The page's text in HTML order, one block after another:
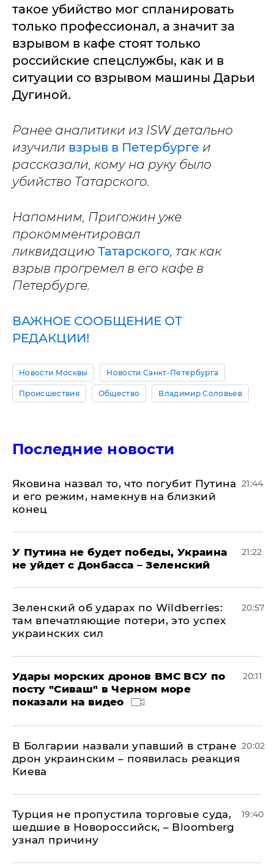
такое убийство мог спланировать
только профессионал, а значит за
взрывом в кафе стоят только
российские спецслужбы, как и в
ситуации со взрывом машины Дарьи
Дугиной.
Ранее аналитики из ISW детально
изучили взрыв в Петербурге и
рассказали, кому на руку было
убийство Татарского.
Напомним, Пригожин уже
прокомментировал
ликвидацию Татарского, так как
взрыв прогремел в его кафе в
Петербурге.
ВАЖНОЕ СООБЩЕНИЕ ОТ
РЕДАКЦИИ!
Новости Москвы Новости Санкт-Петербурга
Происшествия Общество Владимир Соловьев
Последние новости
Яковина назвал то, что погубит Путина
и его режим, намекнув на близкий
конец
21:44
У Путина не будет победы, Украина
не уйдет с Донбасса – Зеленский
21:22
Зеленский об ударах по Wildberries:
там впечатляющие потери, это успех
украинских сил
20:57
Удары морских дронов ВМС ВСУ по
посту "Сиваш" в Черном море
показали на видео
20:11
В Болгарии назвали упавший в стране
дрон украинским – появилась реакция
Киева
20:02
Турция не пропустила торговые суда,
шедшие в Новороссийск, – Bloomberg
узнал причину
19:40